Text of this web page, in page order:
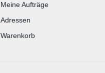
Meine Aufträge
Adressen
Warenkorb